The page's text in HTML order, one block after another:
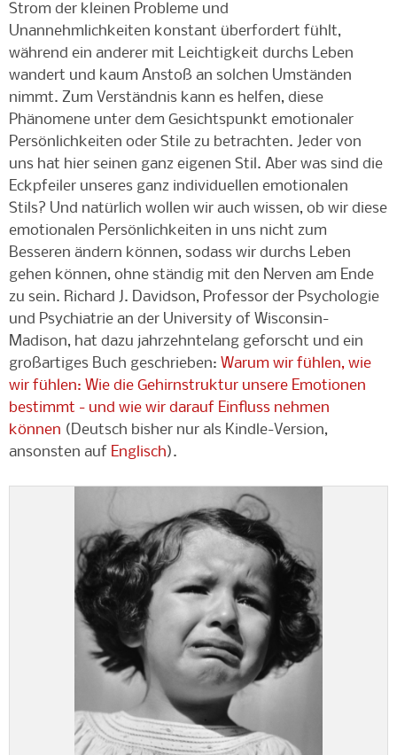
Strom der kleinen Probleme und
Unannehmlichkeiten konstant überfordert fühlt,
während ein anderer mit Leichtigkeit durchs Leben
wandert und kaum Anstoß an solchen Umständen
nimmt. Zum Verständnis kann es helfen, diese
Phänomene unter dem Gesichtspunkt emotionaler
Persönlichkeiten oder Stile zu betrachten. Jeder von
uns hat hier seinen ganz eigenen Stil. Aber was sind die
Eckpfeiler unseres ganz individuellen emotionalen
Stils? Und natürlich wollen wir auch wissen, ob wir diese
emotionalen Persönlichkeiten in uns nicht zum
Besseren ändern können, sodass wir durchs Leben
gehen können, ohne ständig mit den Nerven am Ende
zu sein. Richard J. Davidson, Professor der Psychologie
und Psychiatrie an der University of Wisconsin-
Madison, hat dazu jahrzehntelang geforscht und ein
großartiges Buch geschrieben: Warum wir fühlen, wie
wir fühlen: Wie die Gehirnstruktur unsere Emotionen
bestimmt - und wie wir darauf Einfluss nehmen
können (Deutsch bisher nur als Kindle-Version,
ansonsten auf Englisch).